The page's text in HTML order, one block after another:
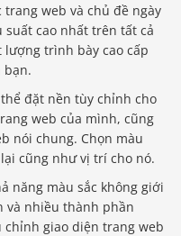
trang web và chủ đề ngày
cao nhất trên tất cả
trình bày cao cấp
bạn.
đặt nền tùy chỉnh cho
web của mình, cũng
nói chung. Chọn màu
cũng như vị trí cho nó.
năng màu sắc không giới
và nhiều thành phần
giao diện trang web